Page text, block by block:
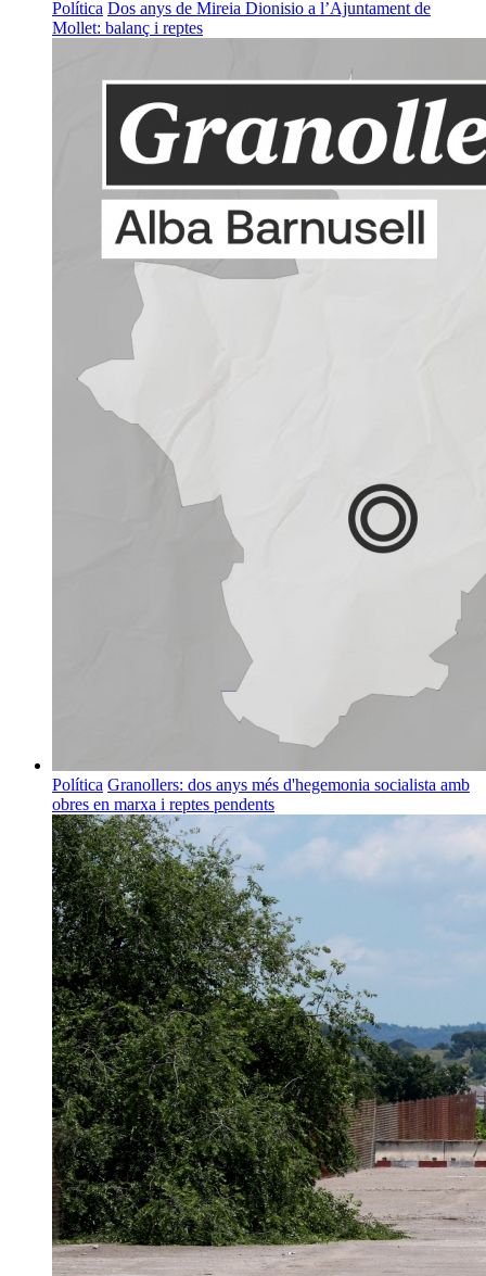
Política Dos anys de Mireia Dionisio a l’Ajuntament de
Mollet: balanç i reptes
Política Granollers: dos anys més d'hegemonia socialista amb
obres en marxa i reptes pendents